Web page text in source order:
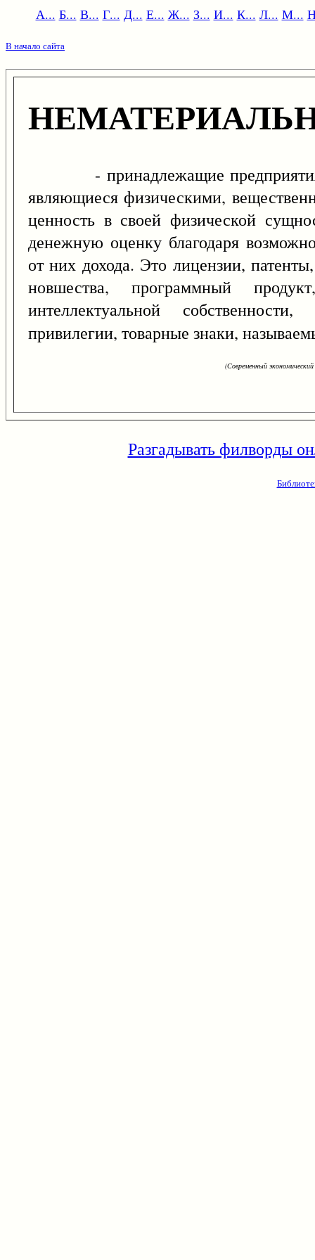
А... Б... В... Г... Д... Е... Ж... З... И... К... Л... М...
В начало сайта
- принадлежащие предприятиям
являющиеся физическими,
ценность в своей физической
денежную оценку благодаря
от них дохода. Это лицензии,
новшества, программный
интеллектуальной
привилегии, товарные знаки,
(Современный
Разгадывать филворды